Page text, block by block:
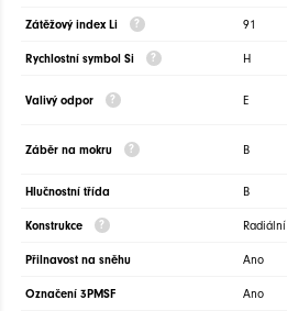
Zátěžový index Li 91
Rychlostní symbol Si H
Valivý odpor E
Záběr na mokru B
Hlučnostní třída B
Konstrukce Radiální
Přilnavost na sněhu Ano
Označení 3PMSF Ano